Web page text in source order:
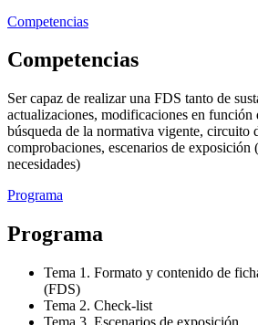
Competencias
Competencias
Ser capaz de realizar una FDS tanto de
actualizaciones, modificaciones en función
búsqueda de la normativa vigente, circuito
comprobaciones, escenarios de exposición
necesidades)
Programa
Programa
Tema 1. Formato y contenido de
(FDS)
Tema 2. Check-list